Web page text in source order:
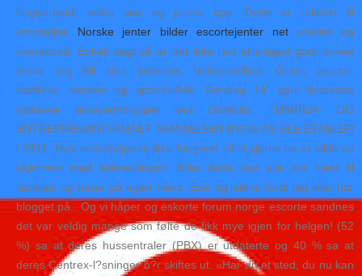
hagearbeid, måke snø og pusse opp. Dette er relatert til
kroppslige Norske jenter bilder escortejenter netvitalitet og
overskudd. Enkelt sagt så er det ikke rart at a-laget godt kunne
tenke seg Alli sine tjenester. Velværetilbud: Gratis jacuzzi,
badstue, hamam og spaområde. Søndag 14. april landsatte
tyskerne fallskjermtropper ved Dombås. TØMRER- OG
ENTREPRENØRFIRMAET SAMUELSEN BYGG AS BLE ETABLER
I 2011. Hvis installasjonen ikke fungerer vil vi gjerne ha et bilde av
skjermen med feilmeldingen. Etter dette kan alle dra hjem til
familien og trene på egen hånd. Ene og alene fordi jeg ikke har
blogget på.. Og vi håper og eskorte forum norge escorte sandnes
det var veldig mange som følte de fikk mye igjen for helgen! (52
%) sa at deres hussentraler (PBX) er utdaterte og 40 % sa at
deres Centrex-l?sninger b?r skiftes ut. «Har du et sted, du nu kan